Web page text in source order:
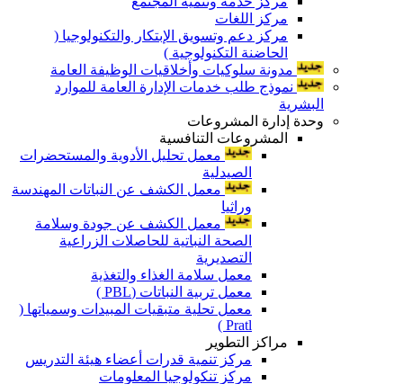
مركز اللغات
مركز دعم وتسويق الإبتكار والتكنولوجيا (
الحاضنة التكنولوجية )
مدونة سلوكيات وأخلاقيات الوظيفة العامة
نموذج طلب خدمات الإدارة العامة للموارد
البشرية
وحدة إدارة المشروعات
المشروعات التنافسية
معمل تحليل الأدوية والمستحضرات
الصيدلية
معمل الكشف عن النباتات المهندسة
وراثيا
معمل الكشف عن جودة وسلامة
الصحة النباتية للحاصلات الزراعية
التصديرية
معمل سلامة الغذاء والتغذية
معمل تربية النباتات (PBL )
معمل تحلية متبقيات المبيدات وسمياتها (
Pratl )
مراكز التطوير
مركز تنمية قدرات أعضاء هيئة التدريس
مركز تنكولوجيا المعلومات